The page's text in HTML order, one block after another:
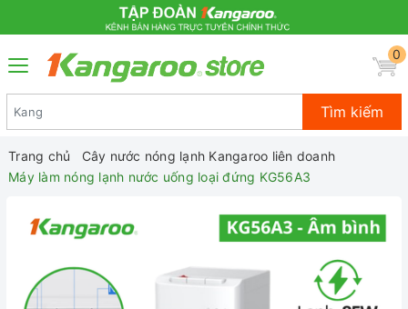
0
Tìm kiếm
Trang chủ
Cây nước nóng lạnh Kangaroo liên doanh
Máy làm nóng lạnh nước uống loại đứng KG56A3